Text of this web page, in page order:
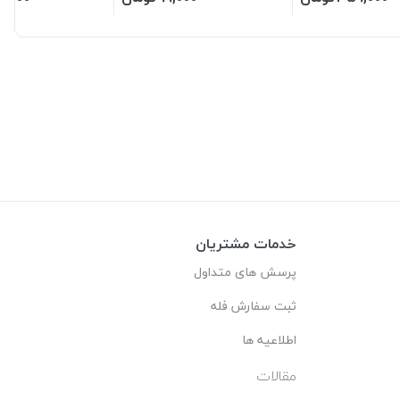
خدمات مشتریان
پرسش های متداول
ثبت سفارش فله
اطلاعیه ها
مقالات